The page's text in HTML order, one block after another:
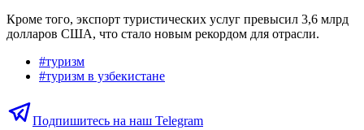
Кроме того, экспорт туристических услуг превысил 3,6 млрд
долларов США, что стало новым рекордом для отрасли.
#туризм
#туризм в узбекистане
Подпишитесь на наш Telegram